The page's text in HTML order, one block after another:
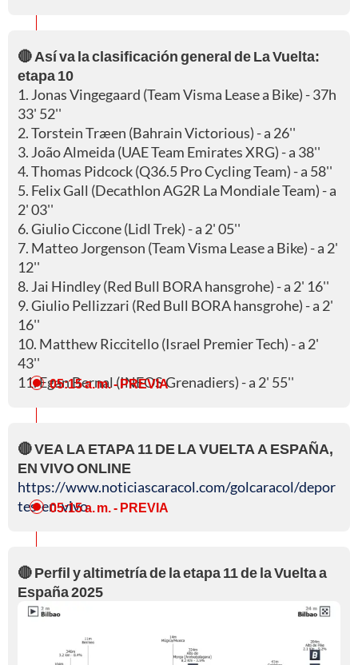
🔴 Así va la clasificación general de La Vuelta:
etapa 10
1. Jonas Vingegaard (Team Visma Lease a Bike) - 37h
33' 52''
2. Torstein Træen (Bahrain Victorious) - a 26''
3. João Almeida (UAE Team Emirates XRG) - a 38''
4. Thomas Pidcock (Q36.5 Pro Cycling Team) - a 58''
5. Felix Gall (Decathlon AG2R La Mondiale Team) - a
2' 03''
6. Giulio Ciccone (Lidl Trek) - a 2' 05''
7. Matteo Jorgenson (Team Visma Lease a Bike) - a 2'
12''
8. Jai Hindley (Red Bull BORA hansgrohe) - a 2' 16''
9. Giulio Pellizzari (Red Bull BORA hansgrohe) - a 2'
16''
10. Matthew Riccitello (Israel Premier Tech) - a 2'
43''
11. Egan Bernal (INEOS Grenadiers) - a 2' 55''
05:15 a. m.- PREVIA
🔴 VEA LA ETAPA 11 DE LA VUELTA A ESPAÑA,
EN VIVO ONLINE
https://www.noticiascaracol.com/golcaracol/depor
tes-en-vivo
05:15 a. m.- PREVIA
🔴 Perfil y altimetría de la etapa 11 de la Vuelta a
España 2025